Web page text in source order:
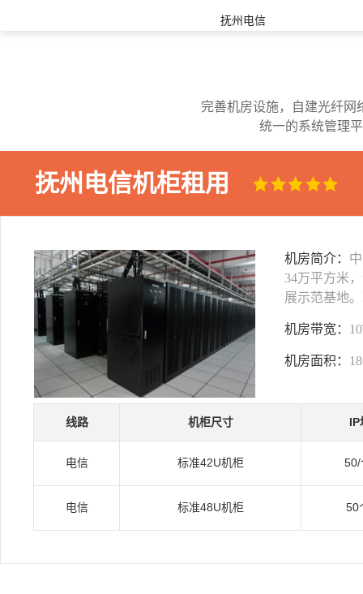
抚州电信
完善机房设施，自建光纤网
统一的系统管理
抚州电信机柜租用
机房简介：
34万平方米
展示范基地
机房带宽：
机房面积：
线路 机柜尺寸 IP
电信 标准42U机柜 50/
电信 标准48U机柜 50